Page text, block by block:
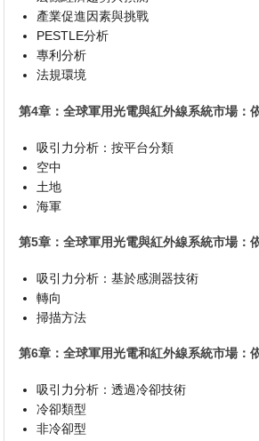
產業促進因素與挑戰
PESTLE分析
專利分析
法規環境
第4章：全球軍用光電與紅外線系統市場：
吸引力分析：按平台分類
空中
土地
海軍
第5章：全球軍用光電與紅外線系統市場：
吸引力分析：基於感測器技術
轉向
掃描方法
第6章：全球軍用光電和紅外線系統市場：
吸引力分析：透過冷卻技術
冷卻類型
非冷卻型